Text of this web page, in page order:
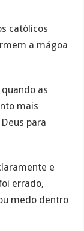
católicos
a mágoa
as
mais
para
e
errado,
medo dentro